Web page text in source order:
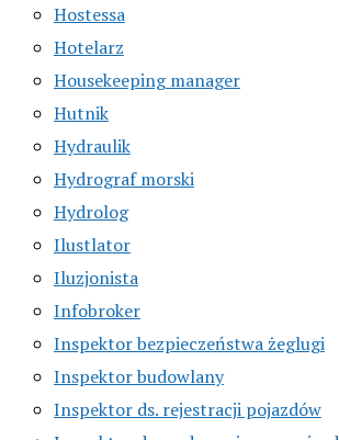
Hostessa
Hotelarz
Housekeeping manager
Hutnik
Hydraulik
Hydrograf morski
Hydrolog
Ilustlator
Iluzjonista
Infobroker
Inspektor bezpieczeństwa żeglugi
Inspektor budowlany
Inspektor ds. rejestracji pojazdów